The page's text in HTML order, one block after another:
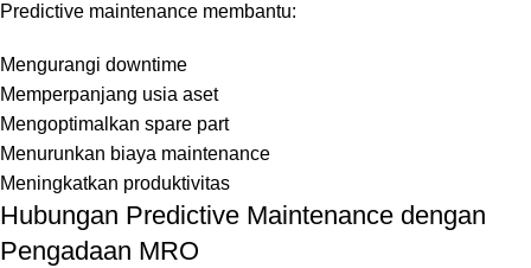
Predictive maintenance membantu:
Mengurangi downtime
Memperpanjang usia aset
Mengoptimalkan spare part
Menurunkan biaya maintenance
Meningkatkan produktivitas
Hubungan Predictive Maintenance dengan
Pengadaan MRO